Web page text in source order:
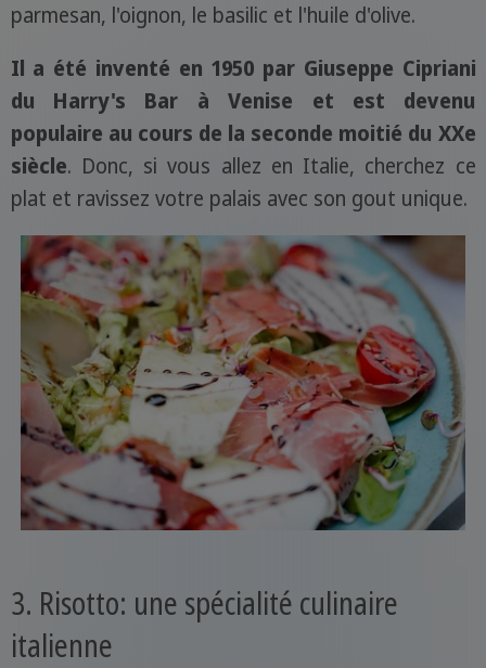
parmesan, l'oignon, le basilic et l'huile d'olive.
Il a été inventé en 1950 par Giuseppe Cipriani
du Harry's Bar à Venise et est devenu
populaire au cours de la seconde moitié du XXe
siècle. Donc, si vous allez en Italie, cherchez ce
plat et ravissez votre palais avec son gout unique.
3. Risotto: une spécialité culinaire
italienne